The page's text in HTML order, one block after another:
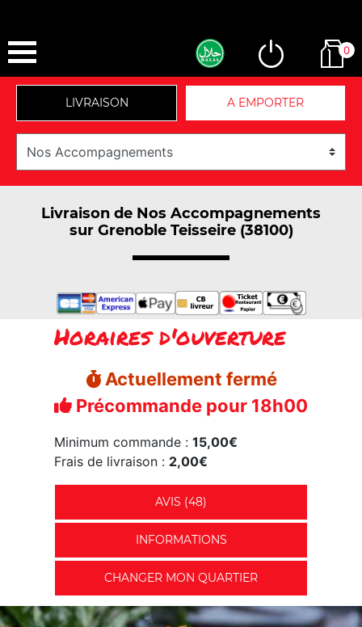
0
LIVRAISON A EMPORTER
Livraison de Nos Accompagnements
sur Grenoble Teisseire (38100)
Horaires d'ouverture
Actuellement fermé
Précommande pour 18h00
Minimum commande : 15,00€
Frais de livraison : 2,00€
AVIS (48)
INFORMATIONS
CHANGER MON QUARTIER